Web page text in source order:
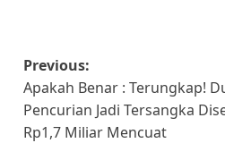
Post
navigation
Previous:
Apakah Benar : Terungkap!
Pencurian Jadi Tersangka
Rp1,7 Miliar Mencuat